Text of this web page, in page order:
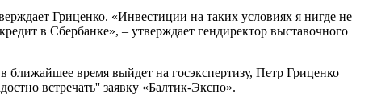
Гриценко. «Инвестиции на таких условиях я нигде не
в Сбербанке», – утверждает гендиректор выставочного
время выйдет на госэкспертизу, Петр Гриценко
встречать'' заявку «Балтик-Экспо».